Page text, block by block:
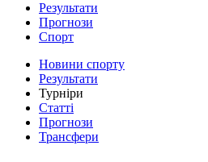
Результати
Прогнози
Спорт
Новини спорту
Результати
Турніри
Статті
Прогнози
Трансфери